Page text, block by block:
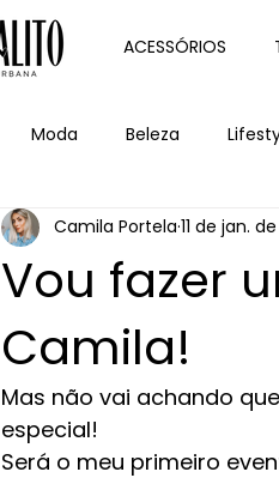
ACESSÓRIOS
Moda Beleza
Vou fazer
Camila!
Camila Portela 11 de jan.
Mas não vai achando
especial!
Será o meu primeiro